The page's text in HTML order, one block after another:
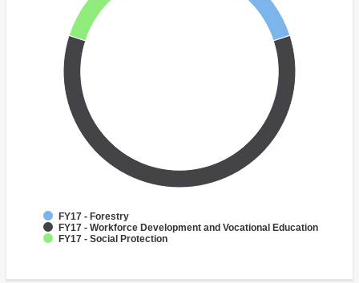
FY17 - Forestry
FY17 - Workforce Development and Vocational Education
FY17 - Social Protection